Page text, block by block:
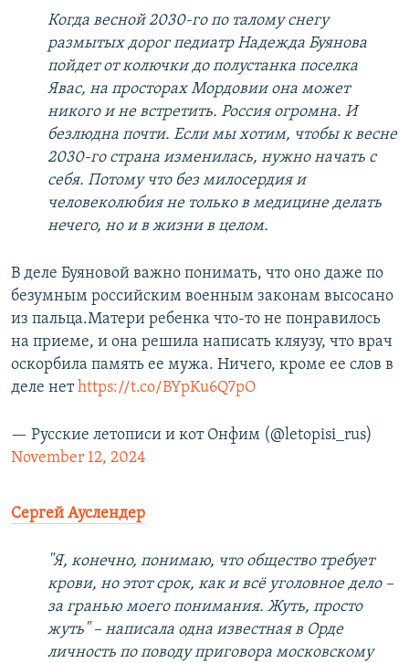
Когда весной 2030-го по талому снегу
размытых дорог педиатр Надежда Буянова
пойдет от колючки до полустанка поселка
Явас, на просторах Мордовии она может
никого и не встретить. Россия огромна. И
безлюдна почти. Если мы хотим, чтобы к весне
2030-го страна изменилась, нужно начать с
себя. Потому что без милосердия и
человеколюбия не только в медицине делать
нечего, но и в жизни в целом.
В деле Буяновой важно понимать, что оно даже по
безумным российским военным законам высосано
из пальца.Матери ребенка что-то не понравилось
на приеме, и она решила написать кляузу, что врач
оскорбила память ее мужа. Ничего, кроме ее слов в
деле нетhttps://t.co/BYpKu6Q7pO
— Русские летописи и кот Онфим (@letopisi_rus)
November 12, 2024
Сергей Ауслендер
"Я, конечно, понимаю, что общество требует
крови, но этот срок, как и всё уголовное дело –
за гранью моего понимания. Жуть, просто
жуть" – написала одна известная в Орде
личность по поводу приговора московскому